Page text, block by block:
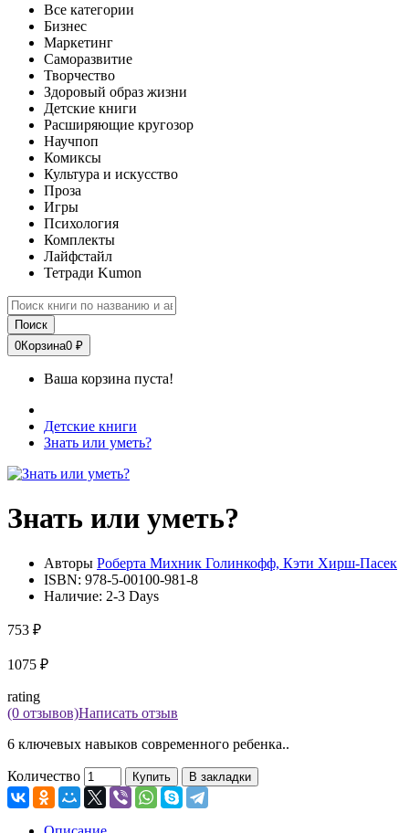
Все категории
Бизнес
Маркетинг
Саморазвитие
Творчество
Здоровый образ жизни
Детские книги
Расширяющие кругозор
Научпоп
Комиксы
Культура и искусство
Проза
Игры
Психология
Комплекты
Лайфстайл
Тетради Kumon
Поиск
0Корзина0 ₽
Ваша корзина пуста!
Детские книги
Знать или уметь?
Знать или уметь?
Авторы Роберта Михник Голинкофф, Кэти Хирш-Пасек
ISBN: 978-5-00100-981-8
Наличие: 2-3 Days
753 ₽
1075 ₽
rating
(0 отзывов)Написать отзыв
6 ключевых навыков современного ребенка..
Количество Купить В закладки